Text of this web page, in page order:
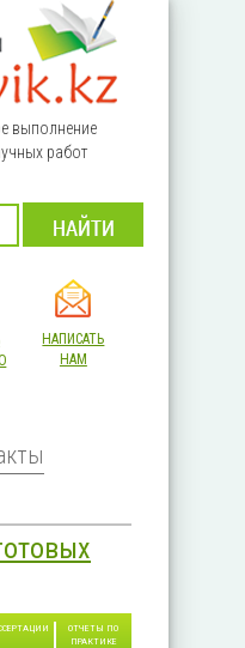
выполнение
работ
НАПИСАТЬ
НАМ
ОТЧЕТЫ ПО
ПРАКТИКЕ